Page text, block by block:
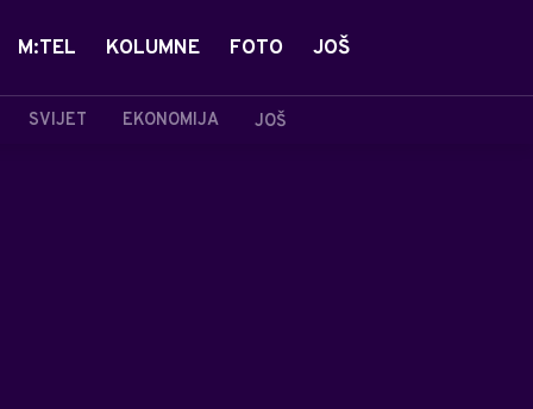
SVIJET EKONOMIJA JOŠ
M:TEL KOLUMNE FOTO JOŠ